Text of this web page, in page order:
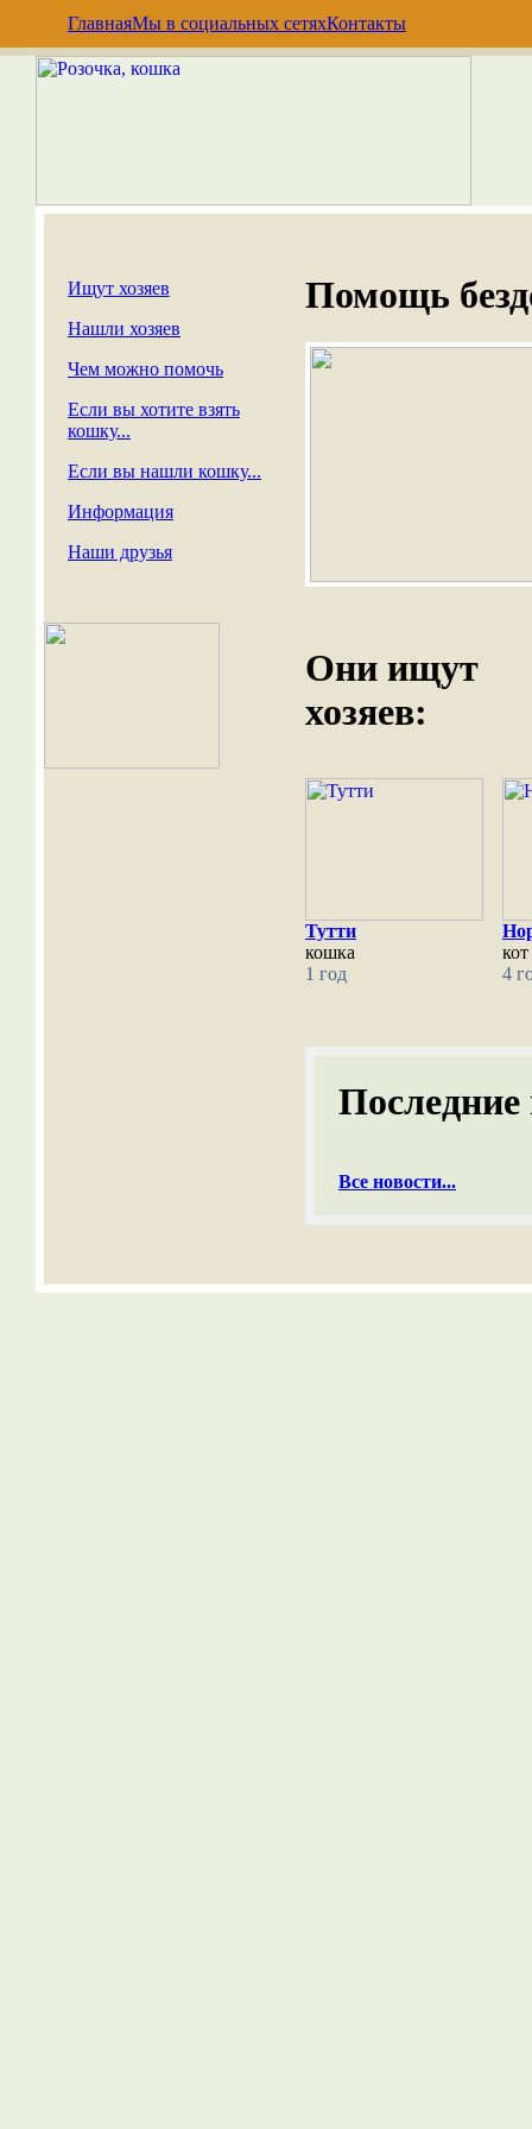
ГлавнаяМы в социальных сетяхКонтакты
Ищут хозяев
Нашли хозяев
Чем можно помочь
Если вы хотите взять
кошку...
Если вы нашли кошку...
Информация
Наши друзья
Помощь
Они ищут
хозяев:
Тутти
кошка
1 год
кот
4
Последние
Все новости...